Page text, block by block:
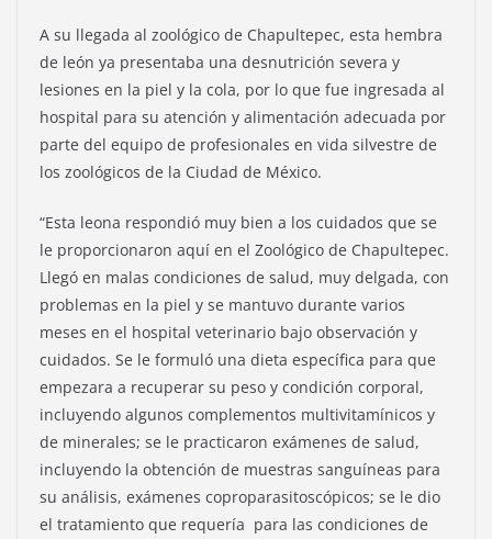
A su llegada al zoológico de Chapultepec, esta hembra
de león ya presentaba una desnutrición severa y
lesiones en la piel y la cola, por lo que fue ingresada al
hospital para su atención y alimentación adecuada por
parte del equipo de profesionales en vida silvestre de
los zoológicos de la Ciudad de México.
“Esta leona respondió muy bien a los cuidados que se
le proporcionaron aquí en el Zoológico de Chapultepec.
Llegó en malas condiciones de salud, muy delgada, con
problemas en la piel y se mantuvo durante varios
meses en el hospital veterinario bajo observación y
cuidados. Se le formuló una dieta específica para que
empezara a recuperar su peso y condición corporal,
incluyendo algunos complementos multivitamínicos y
de minerales; se le practicaron exámenes de salud,
incluyendo la obtención de muestras sanguíneas para
su análisis, exámenes coproparasitoscópicos; se le dio
el tratamiento que requería para las condiciones de